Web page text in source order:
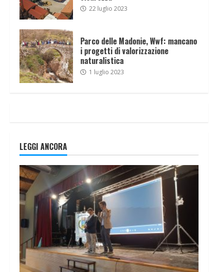
22 luglio 2023
Parco delle Madonie, Wwf: mancano
i progetti di valorizzazione
naturalistica
1 luglio 2023
LEGGI ANCORA